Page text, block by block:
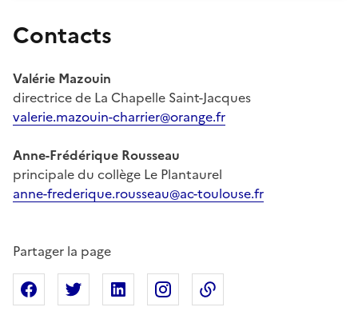
Contacts
Valérie Mazouin
directrice de La Chapelle Saint-Jacques
valerie.mazouin-charrier@orange.fr
Anne-Frédérique Rousseau
principale du collège Le Plantaurel
anne-frederique.rousseau@ac-toulouse.fr
Partager la page
Partager sur Facebook
Partager sur XPartager sur Linkedin
Partager sur Instagram